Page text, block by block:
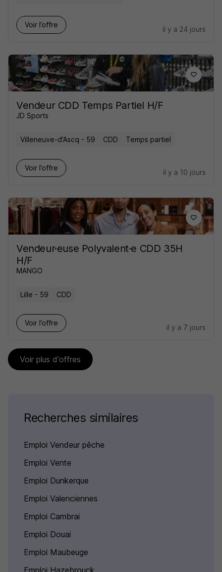
Voir l’offre
il y a 24 jours
Vendeur CDD Temps Partiel H/F
JD Sports
Villeneuve-d'Ascq - 59 CDD Temps partiel
Voir l’offre
il y a 10 jours
Vendeur·euse Polyvalent·e CDD 35H
H/F
MANGO
Lille - 59 CDD
Voir l’offre
il y a 7 jours
Voir plus d'offres
Recherches similaires
Emploi Vendeur pêche
Emploi Vente
Emploi Dunkerque
Emploi Valenciennes
Emploi Cambrai
Emploi Douai
Emploi Maubeuge
Emploi Hazebrouck